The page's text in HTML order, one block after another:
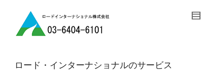
ロード・インターナショナルのサービス